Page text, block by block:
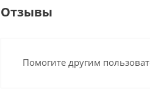
Отзывы
Помогите другим